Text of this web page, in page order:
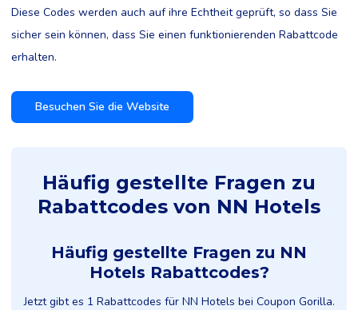
Diese Codes werden auch auf ihre Echtheit geprüft, so dass Sie
sicher sein können, dass Sie einen funktionierenden Rabattcode
erhalten.
Besuchen Sie die Website
Häufig gestellte Fragen zu
Rabattcodes von NN Hotels
Häufig gestellte Fragen zu NN
Hotels Rabattcodes?
Jetzt gibt es 1 Rabattcodes für NN Hotels bei Coupon Gorilla.